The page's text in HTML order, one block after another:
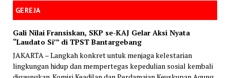
GEREJA
Gali Nilai Fransiskan, SKP se-KAJ Gelar Aksi Nyata
“Laudato Si’” di TPST Bantargebang
JAKARTA – Langkah konkret untuk menjaga kelestarian
lingkungan hidup dan mempertegas kepedulian sosial kembali